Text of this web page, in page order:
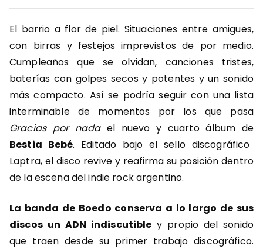
El barrio a flor de piel. Situaciones entre amigues,
con birras y festejos imprevistos de por medio.
Cumpleaños que se olvidan, canciones tristes,
baterías con golpes secos y potentes y un sonido
más compacto. Así se podría seguir con una lista
interminable de momentos por los que pasa
Gracias por nadael nuevo y cuarto álbum de
Bestia Bebé. Editado bajo el sello discográfico
Laptra, el disco revive y reafirma su posición dentro
de la escena del indie rock argentino.
La banda de Boedo conserva a lo largo de sus
discos un ADN indiscutible y propio del sonido
que traen desde su primer trabajo discográfico.